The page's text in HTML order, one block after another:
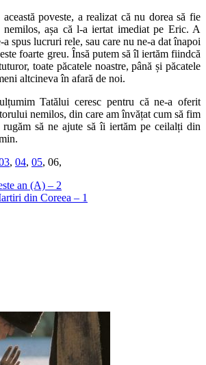
poveste, a realizat că nu dorea să fie
nemilos, așa că l-a iertat imediat pe Eric. A
a spus lucruri rele, sau care nu ne-a dat înapoi
foarte greu. Însă putem să îl iertăm fiindcă
toate păcatele noastre, până și păcatele
altcineva în afară de noi.
Tatălui ceresc pentru că ne-a oferit
nemilos, din care am învățat cum să fim
să ne ajute să îi iertăm pe ceilalți din
, 04, 05, 06,
an (A) – 2
din Coreea – 1